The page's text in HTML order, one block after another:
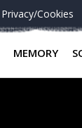
Privacy/Cookies
MEMORY